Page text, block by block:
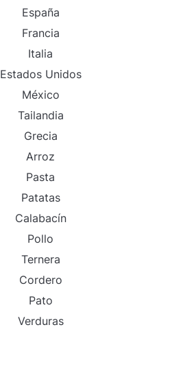
España
Francia
Italia
Estados Unidos
México
Tailandia
Grecia
Arroz
Pasta
Patatas
Calabacín
Pollo
Ternera
Cordero
Pato
Verduras